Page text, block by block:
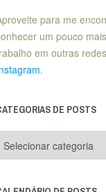
para me
um pouco
em outras
.
DE POSTS
de